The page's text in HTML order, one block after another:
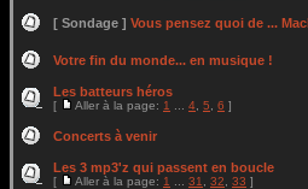
[ Sondage ] Vous pensez quoi de ...
Votre fin du monde... en musique !
Les batteurs héros
[ Aller à la page: 1 4 5 6 ]
Concerts à venir
Les 3 mp3'z qui passent en boucle
[ Aller à la page: 1 31 32 33 ]